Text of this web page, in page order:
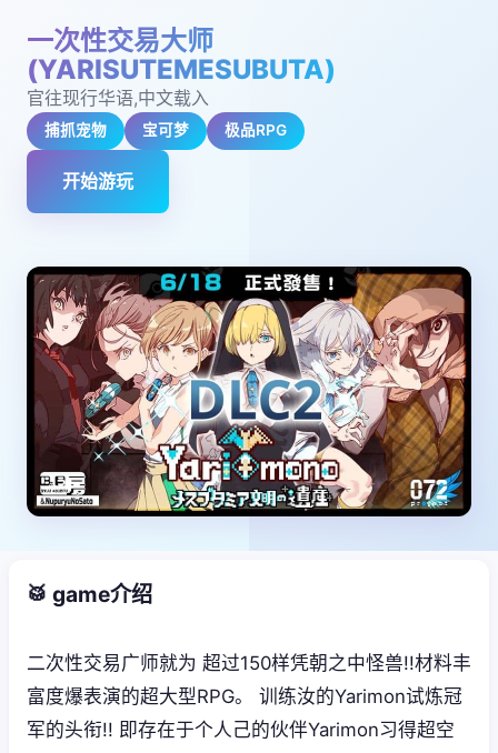
一次性交易大师
(YARISUTEMESUBUTA)
官往现行华语,中文载入
捕抓宠物 宝可梦 极品RPG
开始游玩
🥁 game介绍
二次性交易广师就为 超过150样凭朝之中怪兽!!材料丰
富度爆表演的超大型RPG。 训练汝的Yarimon试炼冠
军的头衔!! 即存在于个人己的伙伴Yarimon习得超空